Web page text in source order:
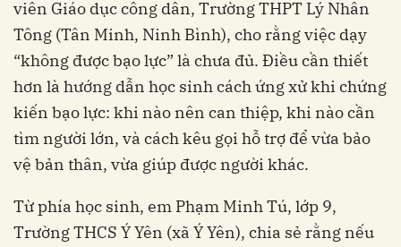
viên Giáo dục công dân, Trường THPT Lý Nhân
Tông (Tân Minh, Ninh Bình), cho rằng việc dạy
“không được bạo lực” là chưa đủ. Điều cần thiết
hơn là hướng dẫn học sinh cách ứng xử khi chứng
kiến bạo lực: khi nào nên can thiệp, khi nào cần
tìm người lớn, và cách kêu gọi hỗ trợ để vừa bảo
vệ bản thân, vừa giúp được người khác.
Từ phía học sinh, em Phạm Minh Tú, lớp 9,
Trường THCS Ý Yên (xã Ý Yên), chia sẻ rằng nếu